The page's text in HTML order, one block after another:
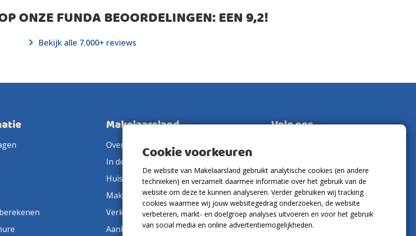
ONZE FUNDA BEOORDELINGEN: EEN9,2!
Bekijk alle 7.000+ reviews
Makelaarsland
Over ons
In de pers
Huis verkopen
Makelaar in de buurt
Verkoopmakelaar
Aankoopmakelaar
Volg ons
Cookie voorkeuren
De website van Makelaarsland gebruikt analytische cookies (en andere
technieken) en verzamelt daarmee informatie over het gebruik van de
website om deze te kunnen analyseren. Verder gebruiken wij tracking
cookies waarmee wij jouw websitegedrag onderzoeken, de website
verbeteren, markt- en doelgroep analyses uitvoeren en voor het gebruik
van social media en online advertentiemogelijkheden.